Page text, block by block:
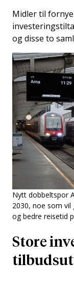
Midler til
og disse to
Nytt dobbeltspor
2030, noe som
og bedre reisetid
Store